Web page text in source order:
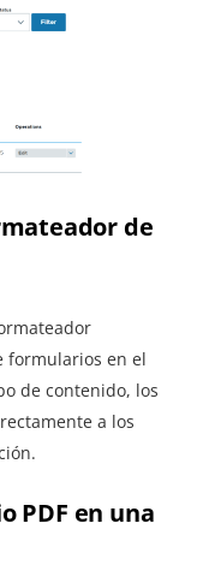
de
formularios en el
de contenido, los
a los
PDF en una